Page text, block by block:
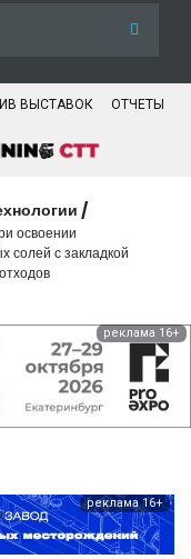
ВЫСТАВОК ОТЧЕТЫ
/
освоении
солей с закладкой
реклама 16+
реклама 16+